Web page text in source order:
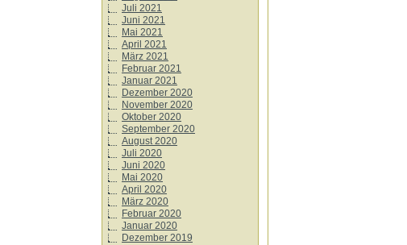
Juli 2021
Juni 2021
Mai 2021
April 2021
März 2021
Februar 2021
Januar 2021
Dezember 2020
November 2020
Oktober 2020
September 2020
August 2020
Juli 2020
Juni 2020
Mai 2020
April 2020
März 2020
Februar 2020
Januar 2020
Dezember 2019